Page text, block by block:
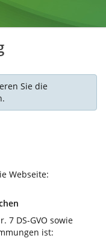
Sie die
Webseite:
7 DS-GVO sowie
ist: